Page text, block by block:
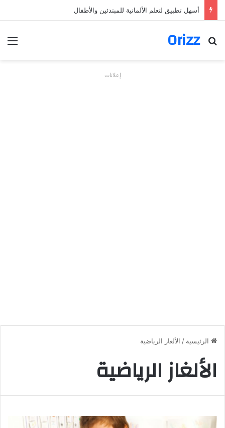
أسهل تطبيق لتعلم الألمانية للمبتدئين والأطفال
Orizz
بحث عن
إعلانات
الرئيسية / الألغاز الرياضية
الألغاز الرياضية